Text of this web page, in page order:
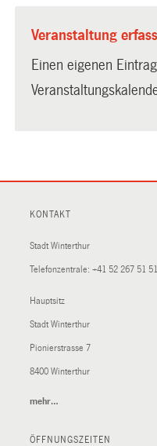
Veranstaltung
Einen eigenen
KONTAKT
Stadt Winterthur
Telefonzentrale: +41 52 267 51 51
Hauptsitz
Stadt Winterthur
Pionierstrasse 7
8400 Winterthur
mehr…
ÖFFNUNGSZEITEN